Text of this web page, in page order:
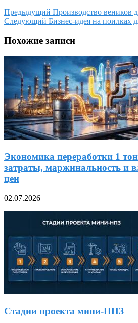
Предыдущий Производство веников
Следующий Бизнес-идея на поилках
Похожие записи
Экономика переработки 1
затраты, маржинальность и
цен
02.07.2026
Стадии проекта мини-НПЗ